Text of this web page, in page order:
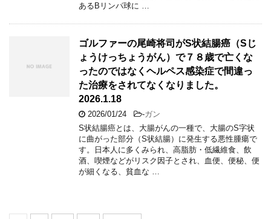
あるBリンパ球に …
ゴルファーの尾崎将司がS状結腸癌（Sじ
ょうけっちょうがん）で７８歳で亡くな
ったのではなくヘルペス感染症で間違っ
た治療をされてなくなりました。
2026.1.18
2026/01/24 -ガン
S状結腸癌とは、大腸がんの一種で、大腸のS字状
に曲がった部分（S状結腸）に発生する悪性腫瘍で
す。日本人に多くみられ、高脂肪・低繊維食、飲
酒、喫煙などがリスク因子とされ、血便、便秘、便
が細くなる、貧血な …